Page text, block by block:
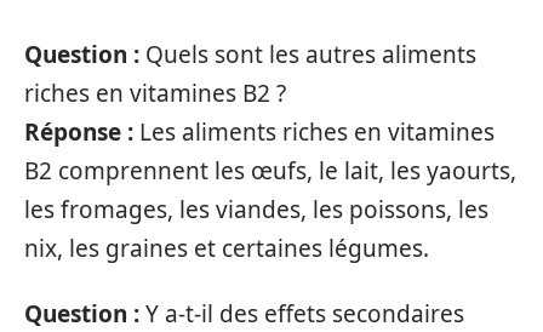
Question : Quels sont les autres aliments
riches en vitamines B2 ?
Réponse : Les aliments riches en vitamines
B2 comprennent les œufs, le lait, les yaourts,
les fromages, les viandes, les poissons, les
nix, les graines et certaines légumes.
Question :Y a-t-il des effets secondaires